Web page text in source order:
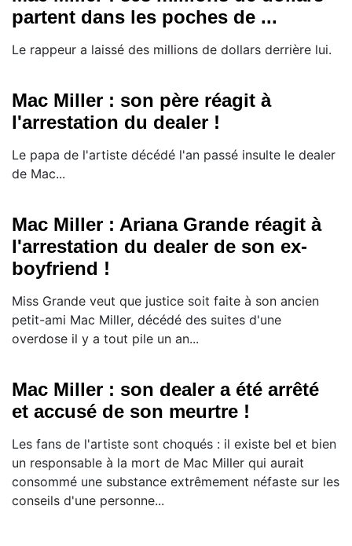
partent dans les poches de ...
Le rappeur a laissé des millions de dollars derrière lui.
Mac Miller : son père réagit à
l'arrestation du dealer !
Le papa de l'artiste décédé l'an passé insulte le dealer
de Mac...
Mac Miller : Ariana Grande réagit à
l'arrestation du dealer de son ex-
boyfriend !
Miss Grande veut que justice soit faite à son ancien
petit-ami Mac Miller, décédé des suites d'une
overdose il y a tout pile un an...
Mac Miller : son dealer a été arrêté
et accusé de son meurtre !
Les fans de l'artiste sont choqués : il existe bel et bien
un responsable à la mort de Mac Miller qui aurait
consommé une substance extrêmement néfaste sur les
conseils d'une personne...